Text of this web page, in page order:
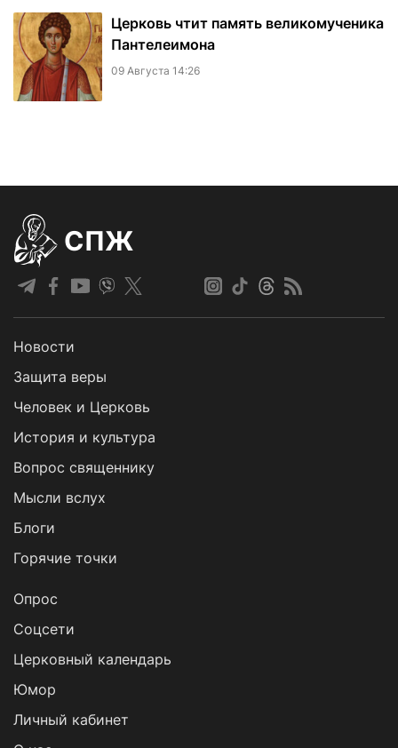
Церковь чтит память великомученика
Пантелеимона
09 Августа 14:26
СПЖ
Новости
Защита веры
Человек и Церковь
История и культура
Вопрос священнику
Мысли вслух
Блоги
Горячие точки
Опрос
Cоцсети
Церковный календарь
Юмор
Личный кабинет